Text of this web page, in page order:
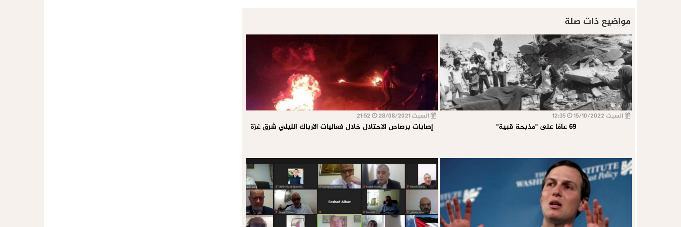
مواضيع ذات صلة
السبت 15/10/2022
69 عامًا على "مذبحة قبية"
السبت 28/08/2021
إصابات برصاص الاحتلال خلال فعاليات الارباك الليلي شرق غزة